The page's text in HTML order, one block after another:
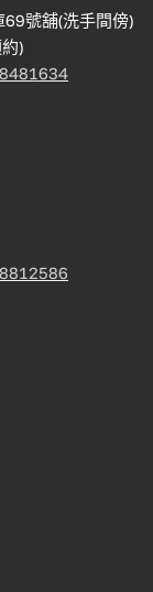
號舖(洗手間傍)
)